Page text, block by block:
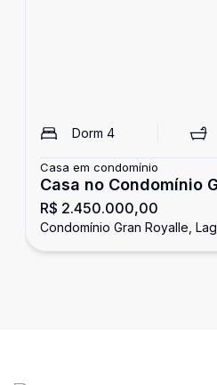
Dorm 4
Casa em condomínio
Casa no Condomínio
R$ 2.450.000,00
Condomínio Gran Royalle,